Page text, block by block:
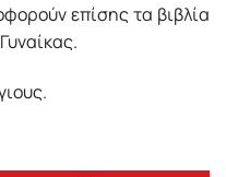
επίσης τα βιβλία